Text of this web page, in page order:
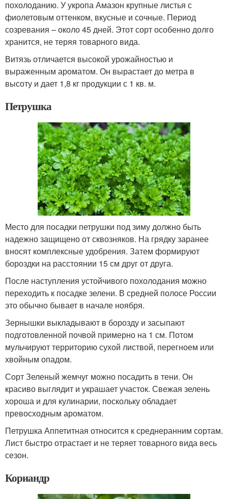
похолоданию. У укропа Амазон крупные листья с
фиолетовым оттенком, вкусные и сочные. Период
созревания – около 45 дней. Этот сорт особенно долго
хранится, не теряя товарного вида.
Витязь отличается высокой урожайностью и
выраженным ароматом. Он вырастает до метра в
высоту и дает 1,8 кг продукции с 1 кв. м.
Петрушка
Место для посадки петрушки под зиму должно быть
надежно защищено от сквозняков. На грядку заранее
вносят комплексные удобрения. Затем формируют
бороздки на расстоянии 15 см друг от друга.
После наступления устойчивого похолодания можно
переходить к посадке зелени. В средней полосе России
это обычно бывает в начале ноября.
Зернышки выкладывают в борозду и засыпают
подготовленной почвой примерно на 1 см. Потом
мульчируют территорию сухой листвой, перегноем или
хвойным опадом.
Сорт Зеленый жемчуг можно посадить в тени. Он
красиво выглядит и украшает участок. Свежая зелень
хороша и для кулинарии, поскольку обладает
превосходным ароматом.
Петрушка Аппетитная относится к среднеранним сортам.
Лист быстро отрастает и не теряет товарного вида весь
сезон.
Кориандр